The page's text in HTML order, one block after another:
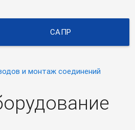
САПР
и монтаж соединений